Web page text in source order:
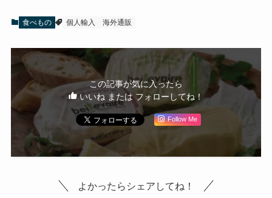
食べもの 個人輸入 海外通販
この記事が気に入ったら
いいね または フォローしてね！
Follow Me
よかったらシェアしてね！